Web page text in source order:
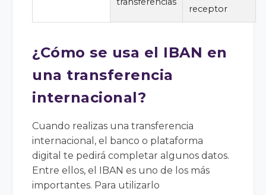
receptor
¿Cómo se usa el IBAN en
una transferencia
internacional?
Cuando realizas una transferencia
internacional, el banco o plataforma
digital te pedirá completar algunos datos.
Entre ellos, el IBAN es uno de los más
importantes. Para utilizarlo